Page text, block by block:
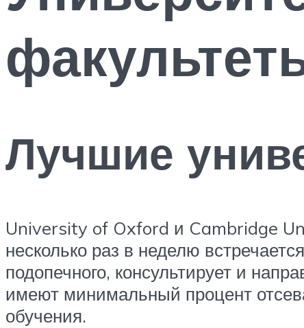
Лучшие
University of Oxford и Cambridge
несколько раз в неделю
подопечного, консультирует и
имеют минимальный процент
обучения.